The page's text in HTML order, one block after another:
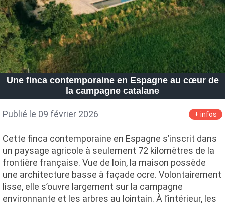
Une finca contemporaine en Espagne au cœur de
la campagne catalane
Publié le 09 février 2026 + infos
Cette finca contemporaine en Espagne s’inscrit dans
un paysage agricole à seulement 72 kilomètres de la
frontière française. Vue de loin, la maison possède
une architecture basse à façade ocre. Volontairement
lisse, elle s’ouvre largement sur la campagne
environnante et les arbres au lointain. À l’intérieur, les